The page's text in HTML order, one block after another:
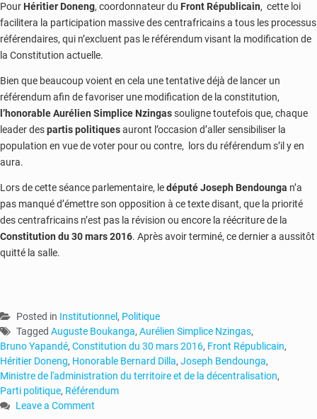
Pour Héritier Doneng, coordonnateur du Front Républicain, cette loi
facilitera la participation massive des centrafricains a tous les processus
référendaires, qui n’excluent pas le référendum visant la modification de
la Constitution actuelle.
Bien que beaucoup voient en cela une tentative déjà de lancer un
référendum afin de favoriser une modification de la constitution,
l’honorable Aurélien Simplice Nzingassouligne toutefois que, chaque
leader despartis politiquesauront l’occasion d’aller sensibiliser la
population en vue de voter pour ou contre, lors du référendum s’il y en
aura.
Lors de cette séance parlementaire, ledéputé Joseph Bendounga n’a
pas manqué d’émettre son opposition à ce texte disant, que la priorité
des centrafricains n’est pas la révision ou encore la réécriture de la
Constitution du 30 mars 2016. Après avoir terminé, ce dernier a aussitôt
quitté la salle.
Posted in Institutionnel , Politique
Tagged Auguste Boukanga, Aurélien Simplice Nzingas,
Bruno Yapandé, Constitution du 30 mars 2016, Front Républicain,
Héritier Doneng, Honorable Bernard Dilla, Joseph Bendounga,
Ministre de l'administration du territoire et de la décentralisation,
Parti politique, Référendum
Leave a Comment